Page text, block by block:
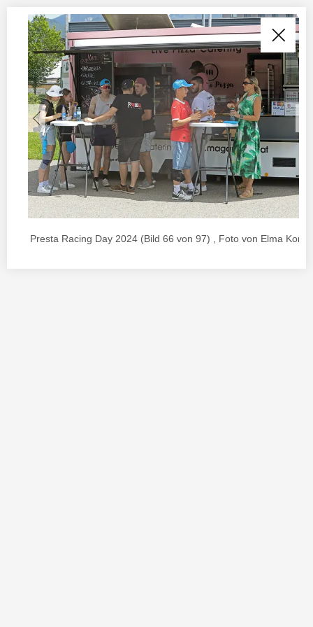
Presta Racing Day 2024 (Bild 66 von 97) , Foto von Elma Korac